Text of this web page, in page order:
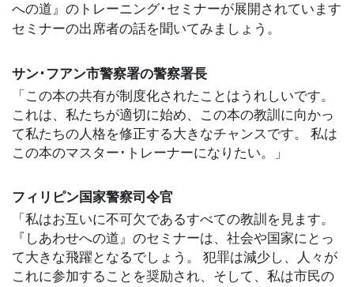
への道』のトレーニング･セミナーが展開されています
セミナーの出席者の話を聞いてみましょう。
サン･フアン市警察署の警察署長
「この本の共有が制度化されたことはうれしいです。
これは、私たちが適切に始め、この本の教訓に向かっ
て私たちの人格を修正する大きなチャンスです。 私は
この本のマスター･トレーナーになりたい。」
フィリピン国家警察司令官
「私はお互いに不可欠であるすべての教訓を見ます。
『しあわせへの道』のセミナーは、社会や国家にとっ
て大きな飛躍となるでしょう。
犯罪は減少し、人々が
これに参加することを奨励され、そして、私は市民の